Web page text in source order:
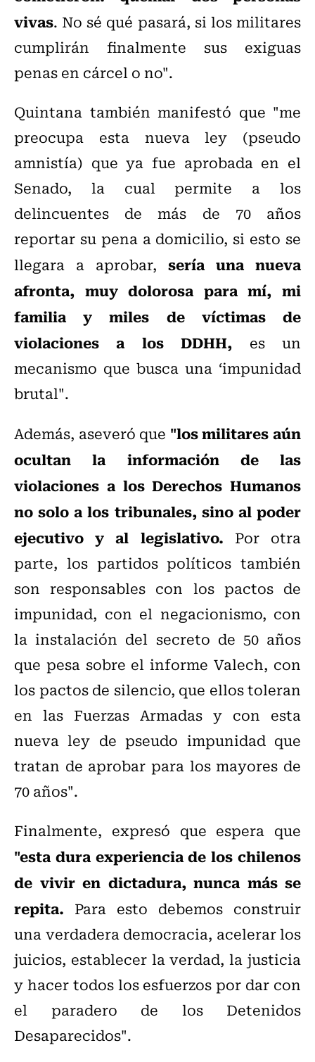
vivas. No sé qué pasará, si los militares
cumplirán finalmente sus exiguas
penas en cárcel o no".
Quintana también manifestó que "me
preocupa esta nueva ley (pseudo
amnistía) que ya fue aprobada en el
Senado, la cual permite a los
delincuentes de más de 70 años
reportar su pena a domicilio, si esto se
llegara a aprobar, sería una nueva
afronta, muy dolorosa para mí, mi
familia y miles de víctimas de
violaciones a los DDHH, es un
mecanismo que busca una ‘impunidad
brutal".
Además, aseveró que "los militares aún
ocultan la información de las
violaciones a los Derechos Humanos
no solo a los tribunales, sino al poder
ejecutivo y al legislativo. Por otra
parte, los partidos políticos también
son responsables con los pactos de
impunidad, con el negacionismo, con
la instalación del secreto de 50 años
que pesa sobre el informe Valech, con
los pactos de silencio, que ellos toleran
en las Fuerzas Armadas y con esta
nueva ley de pseudo impunidad que
tratan de aprobar para los mayores de
70 años".
Finalmente, expresó que espera que
"esta dura experiencia de los chilenos
de vivir en dictadura, nunca más se
repita. Para esto debemos construir
una verdadera democracia, acelerar los
juicios, establecer la verdad, la justicia
y hacer todos los esfuerzos por dar con
el paradero de los Detenidos
Desaparecidos".